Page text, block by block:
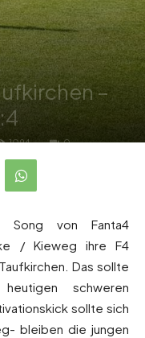
–
1094 0
Song von Fanta4
/ Kieweg ihre F4
Das sollte
schweren
sollte sich
bleiben die jungen